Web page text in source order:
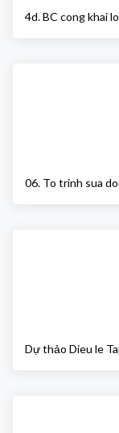
4d. BC cong khai
06. To trinh sua
Dự thảo Dieu le